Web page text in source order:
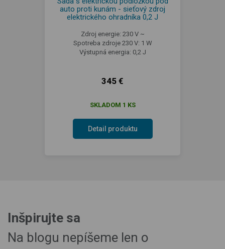
auto proti kunám - sieťový zdroj
elektrického ohradníka 0,2 J
Zdroj energie: 230 V ~
Spotreba zdroje 230 V: 1 W
Výstupná energia: 0,2 J
345 €
SKLADOM 1 KS
Detail produktu
Inšpirujte sa
Na blogu nepíšeme len o